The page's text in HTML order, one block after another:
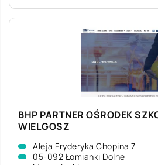
BHP PARTNER OŚRODEK
WIELGOSZ
Aleja Fryderyka Chopina 7
05-092 Łomianki Dolne